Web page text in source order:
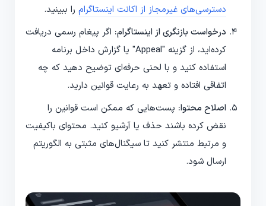
دسترسی‌های غیرمجاز از اکانت اینستاگرام را ببینید.
درخواست بازنگری از اینستاگرام: اگر پیغام رسمی دریافت
کرده‌اید، از گزینه "Appeal" یا گزارش داخل برنامه
استفاده کنید و با لحنی حرفه‌ای توضیح دهید که چه
اتفاقی افتاده و تعهد به رعایت قوانین دارید.
اصلاح محتوا: پست‌هایی که ممکن است قوانین را
نقض کرده باشند حذف یا آرشیو کنید. محتوای باکیفیت
و مرتبط منتشر کنید تا سیگنال‌های مثبتی به الگوریتم
ارسال شود.